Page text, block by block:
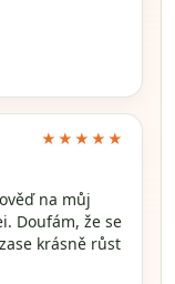
★★★★★
na můj
Doufám, že se
krásně růst